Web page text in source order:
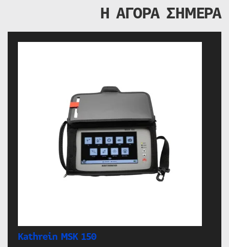
Η ΑΓΟΡΑ ΣΗΜΕΡΑ
Kathrein MSK 150